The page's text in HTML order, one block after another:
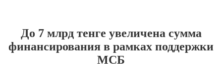
До 7 млрд тенге увеличена сумма
финансирования в рамках поддержки
МСБ